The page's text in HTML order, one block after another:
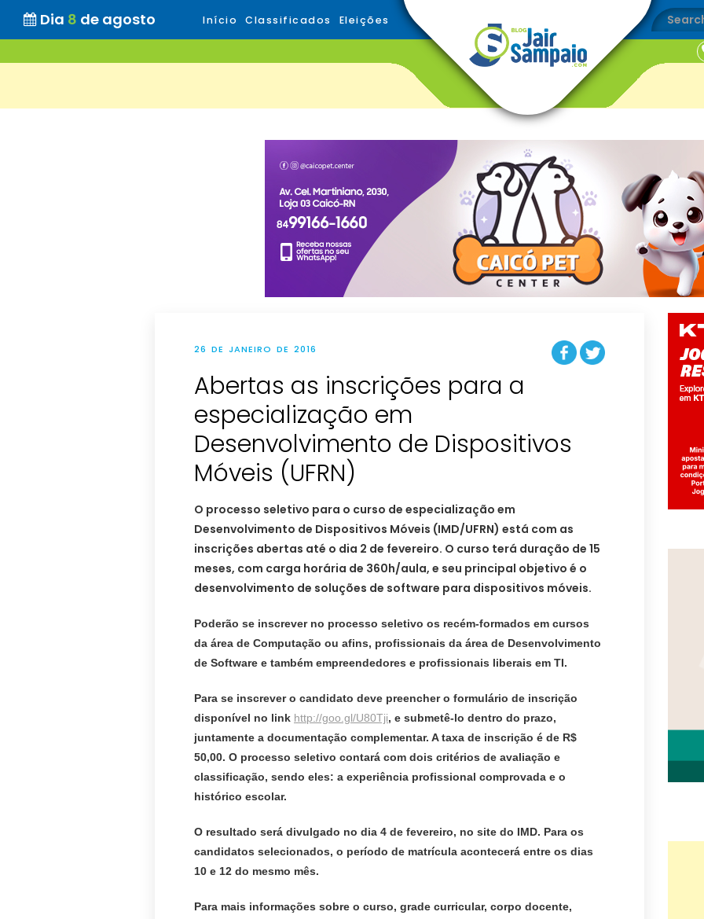
Dia 8 de agosto Início Classificados Eleições
26 DE JANEIRO DE 2016
Abertas as inscrições para a
especialização em
Desenvolvimento de Dispositivos
Móveis‏ (UFRN)
O processo seletivo para o curso de especialização em
Desenvolvimento de Dispositivos Móveis (IMD/UFRN) está com as
inscrições abertas até o dia 2 de fevereiro. O curso terá duração de 15
meses, com carga horária de 360h/aula, e seu principal objetivo é o
desenvolvimento de soluções de software para dispositivos móveis.
Poderão se inscrever no processo seletivo os recém-formados em cursos
da área de Computação ou afins, profissionais da área de Desenvolvimento
de Software e também empreendedores e profissionais liberais em TI.
Para se inscrever o candidato deve preencher o formulário de inscrição
disponível no link http://goo.gl/U80Tji, e submetê-lo dentro do prazo,
juntamente a documentação complementar. A taxa de inscrição é de R$
50,00. O processo seletivo contará com dois critérios de avaliação e
classificação, sendo eles: a experiência profissional comprovada e o
histórico escolar.
O resultado será divulgado no dia 4 de fevereiro, no site do IMD. Para os
candidatos selecionados, o período de matrícula acontecerá entre os dias
10 e 12 do mesmo mês.
Para mais informações sobre o curso, grade curricular, corpo docente,